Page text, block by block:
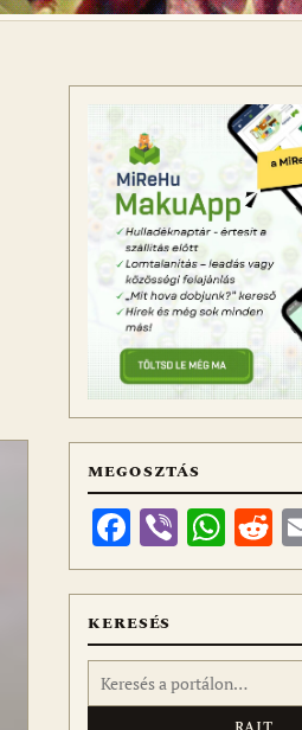
MEGOSZTÁS
Facebook
Viber
KERESÉS
Keresés: